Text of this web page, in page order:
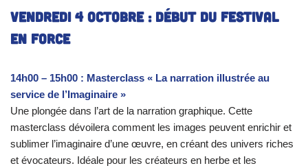
Vendredi 4 octobre : Début du festival
en force
14h00 – 15h00 : Masterclass « La narration illustrée au
service de l’Imaginaire »
Une plongée dans l’art de la narration graphique. Cette
masterclass dévoilera comment les images peuvent enrichir et
sublimer l’imaginaire d’une œuvre, en créant des univers riches
et évocateurs. Idéale pour les créateurs en herbe et les